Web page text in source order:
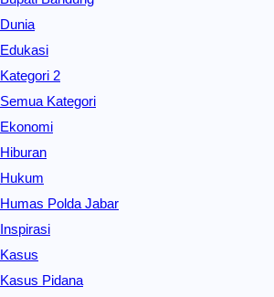
Dunia
Edukasi
Kategori 2
Semua Kategori
Ekonomi
Hiburan
Hukum
Humas Polda Jabar
Inspirasi
Kasus
Kasus Pidana